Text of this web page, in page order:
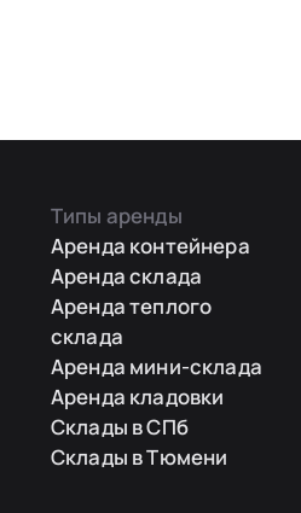
Типы аренды
Аренда контейнера
Аренда склада
Аренда теплого
склада
Аренда мини-склада
Аренда кладовки
Склады в СПб
Склады в Тюмени